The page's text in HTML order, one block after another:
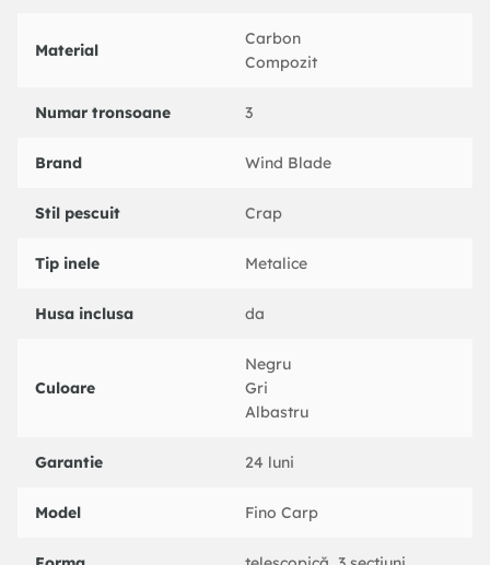
Material
Carbon
Compozit
Numar tronsoane 3
Brand Wind Blade
Stil pescuit Crap
Tip inele Metalice
Husa inclusa da
Culoare
Negru
Gri
Albastru
Garantie 24 luni
Model Fino Carp